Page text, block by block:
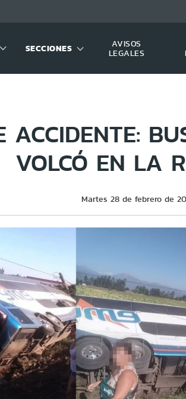
SECCIONES
AVISOS
LEGALES
ACCIDENTE:
VOLCÓ EN LA
Martes 28 de febrero de